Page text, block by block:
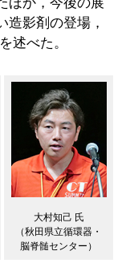
造影剤の登場，
述べた。
大村知己 氏
（秋田県立循環器・
脳脊髄センター）